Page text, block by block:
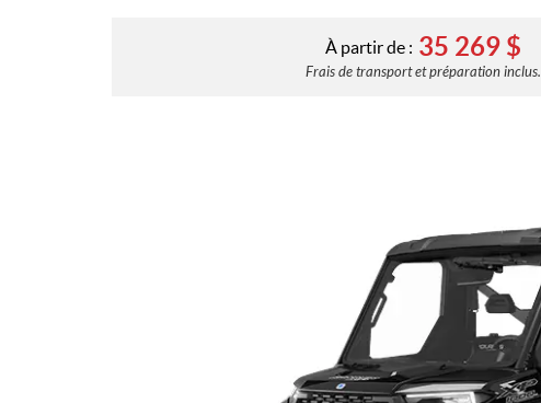
À partir de : 35 269 $
Frais de transport et préparation inclus.